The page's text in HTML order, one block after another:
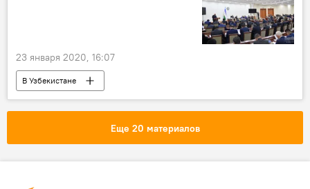
23 января 2020, 16:07
В Узбекистане
Кабинет Министров Узбекистана
Еще 20 материалов